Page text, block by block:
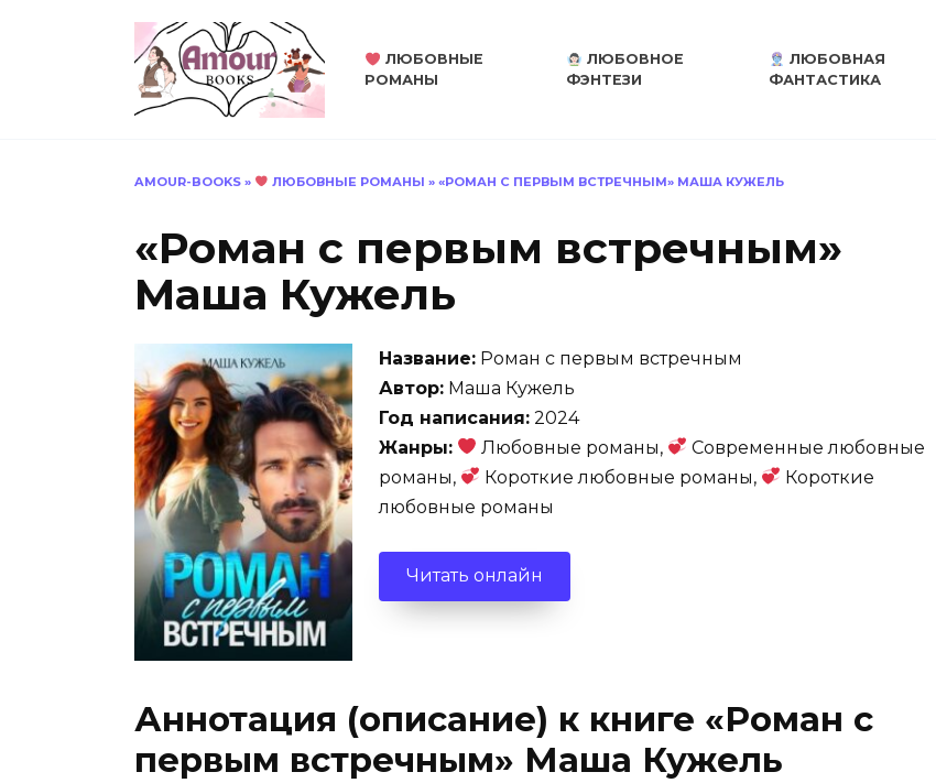
ЛЮБОВНЫЕ
РОМАНЫ
ЛЮБОВНОЕ
ФЭНТЕЗИ
ЛЮБОВНАЯ
ФАНТАСТИКА
AMOUR-BOOKS » ЛЮБОВНЫЕ РОМАНЫ » «РОМАН С ПЕРВЫМ ВСТРЕЧНЫМ» МАША КУЖЕЛЬ
«Роман с первым встречным»
Маша Кужель
Название: Роман с первым встречным
Автор: Маша Кужель
Год написания: 2024
Жанры:
Любовные романы,
Современные любовные
романы,
Короткие любовные романы,
Короткие
любовные романы
Читать онлайн
Аннотация (описание) к книге «Роман с
первым встречным» Маша Кужель